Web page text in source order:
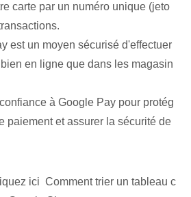
carte par un numéro unique (jeto
est un moyen sécurisé d'effectuer
en ligne que dans les magasin
à Google Pay pour protég
paiement et assurer la sécurité de
ici Comment trier un tableau c